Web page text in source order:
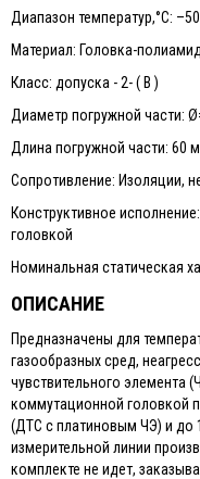
Диапазон температур,°С:
Материал: Головка-
Класс: допуска - 2- ( В )
Диаметр погружной части:
Длина погружной части: 60
Сопротивление: Изоляции,
Конструктивное
головкой
Номинальная статическая
ОПИСАНИЕ
Предназначены для
газообразных сред,
чувствительного элемента
коммутационной головкой
(ДТС с платиновым ЧЭ) и до
измерительной линии
комплекте не идет,